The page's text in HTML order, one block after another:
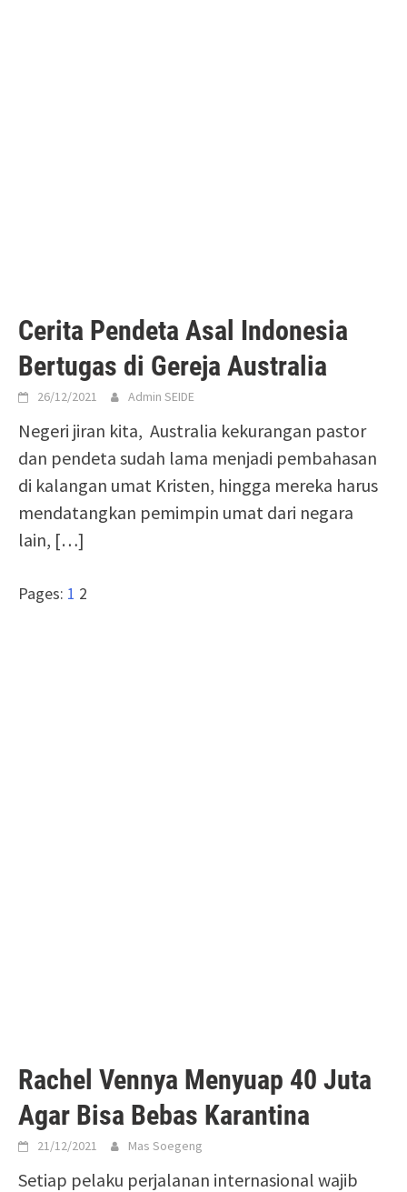
Cerita Pendeta Asal Indonesia
Bertugas di Gereja Australia
26/12/2021 Admin SEIDE
Negeri jiran kita, Australia kekurangan pastor
dan pendeta sudah lama menjadi pembahasan
di kalangan umat Kristen, hingga mereka harus
mendatangkan pemimpin umat dari negara
lain, […]
Pages: 1 2
Rachel Vennya Menyuap 40 Juta
Agar Bisa Bebas Karantina
21/12/2021 Mas Soegeng
Setiap pelaku perjalanan internasional wajib